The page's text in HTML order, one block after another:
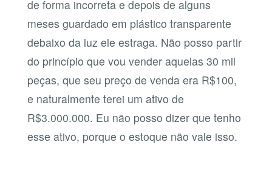
de forma incorreta e depois de alguns
meses guardado em plástico transparente
debaixo da luz ele estraga. Não posso partir
do princípio que vou vender aquelas 30 mil
peças, que seu preço de venda era R$100,
e naturalmente terei um ativo de
R$3.000.000. Eu não posso dizer que tenho
esse ativo, porque o estoque não vale isso.